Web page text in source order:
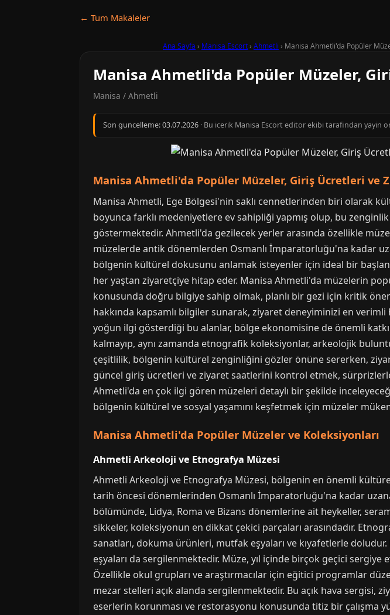
← Tum Makaleler
Ana Sayfa › Manisa Escort› Ahmetli › Manisa Ahmetli'da Popüler
Manisa Ahmetli'da Popüler Müzeler,
Manisa / Ahmetli
Son guncelleme:03.07.2026 · Bu icerik Manisa Escort editor ekibi tarafindan yayin
Manisa Ahmetli'da Popüler Müzeler, Giriş Ücretleri ve
Manisa Ahmetli, Ege Bölgesi'nin saklı cennetlerinden biri olarak
boyunca farklı medeniyetlere ev sahipliği yapmış olup, bu
göstermektedir. Ahmetli'da gezilecek yerler arasında özellikle
müzelerde antik dönemlerden Osmanlı İmparatorluğu'na kadar
bölgenin kültürel dokusunu anlamak isteyenler için ideal bir
her yaştan ziyaretçiye hitap eder. Manisa Ahmetli'da müzelerin
konusunda doğru bilgiye sahip olmak, planlı bir gezi için kritik
hakkında kapsamlı bilgiler sunarak, ziyaret deneyiminizi en
yoğun ilgi gösterdiği bu alanlar, bölge ekonomisine de önemli
kalmayıp, aynı zamanda etnografik koleksiyonlar, arkeolojik
çeşitlilik, bölgenin kültürel zenginliğini gözler önüne sererken,
güncel giriş ücretleri ve ziyaret saatlerini kontrol etmek,
Ahmetli'da en çok ilgi gören müzeleri detaylı bir şekilde
bölgenin kültürel ve sosyal yaşamını keşfetmek için müzeler
Manisa Ahmetli'da Popüler Müzeler ve Koleksiyonları
Ahmetli Arkeoloji ve Etnografya Müzesi
Ahmetli Arkeoloji ve Etnografya Müzesi, bölgenin en önemli
tarih öncesi dönemlerinden Osmanlı İmparatorluğu'na kadar
bölümünde, Lidya, Roma ve Bizans dönemlerine ait heykeller,
sikkeler, koleksiyonun en dikkat çekici parçaları arasındadır.
sanatları, dokuma ürünleri, mutfak eşyaları ve kıyafetlerle
eşyaları da sergilenmektedir. Müze, yıl içinde birçok geçici
Özellikle okul grupları ve araştırmacılar için eğitici programlar
mezar stelleri açık alanda sergilenmektedir. Bu açık hava sergisi,
eserlerin korunması ve restorasyonu konusunda titiz bir çalışma